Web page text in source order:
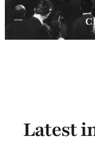
Latest